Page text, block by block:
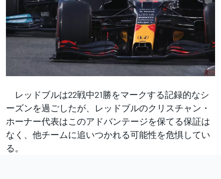
レッドブルは22戦中21勝をマークする記録的なシ
ーズンを過ごしたが、レッドブルのクリスチャン・
ホーナー代表はこのアドバンテージを保てる保証は
なく、他チームに追いつかれる可能性を危惧してい
る。